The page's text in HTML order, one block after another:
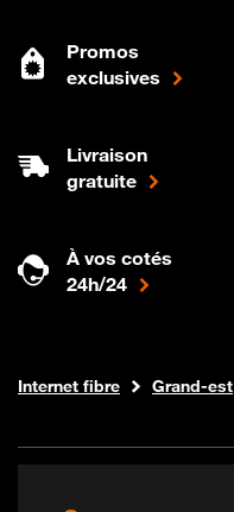
Promos
exclusives
Livraison
gratuite
À vos cotés
24h/24
Boutique Orange
Internet fibre Grand-est